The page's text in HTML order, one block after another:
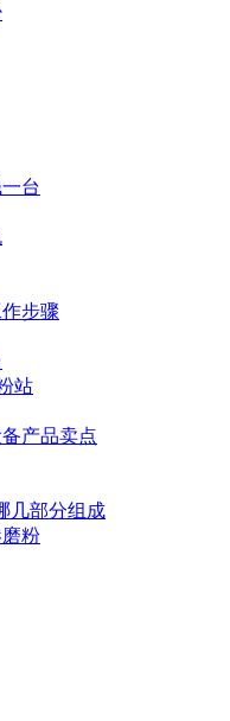
台
步骤
站
产品卖点
几部分组成
粉